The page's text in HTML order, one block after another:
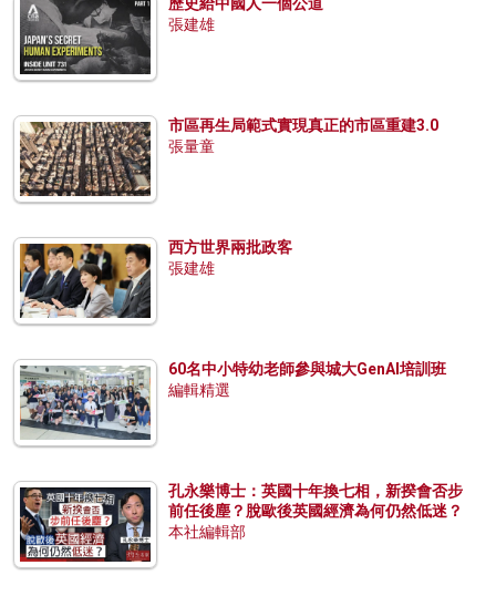
歷史給中國人一個公道
張建雄
市區再生局範式實現真正的市區重建3.0
張量童
西方世界兩批政客
張建雄
60名中小特幼老師參與城大GenAI培訓班
編輯精選
孔永樂博士：英國十年換七相，新揆會否步
前任後塵？脫歐後英國經濟為何仍然低迷？
本社編輯部